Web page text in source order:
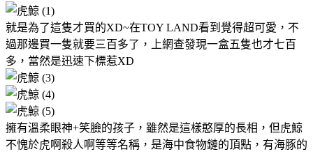
就是為了這隻才買的XD~在TOY LAND看到覺得超可愛，不
過那邊買一隻就要三百多了，上網查發現一盒五隻也才七百
多，當然是迅速下標惹XD
擁有溫柔眼神+笑臉的孩子 ，雖然是這樣憨厚的長相，但虎鯨
不愧於虎啊殺人啊等等名稱，是海中食物鏈的頂點，有海豚的